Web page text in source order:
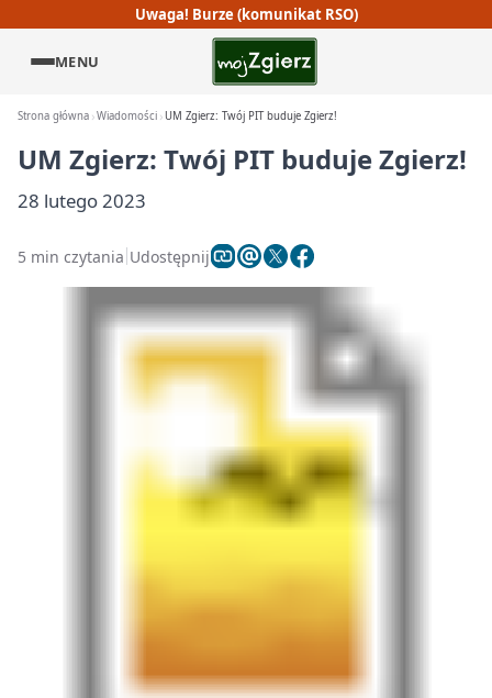
Uwaga! Burze (komunikat RSO)
MENU
Strona główna Wiadomości UM Zgierz: Twój PIT buduje Zgierz!
UM Zgierz: Twój PIT buduje Zgierz!
28 lutego 2023
5 min czytania Udostępnij